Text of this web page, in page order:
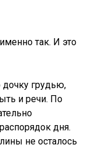
так. И это
грудью,
и речи. По
дня.
не осталось